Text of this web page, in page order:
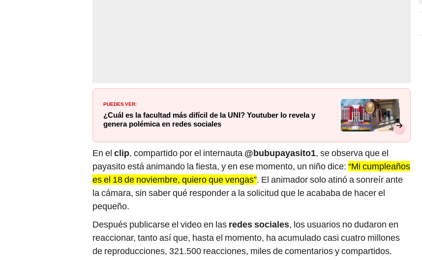
PUEDES VER:
¿Cuál es la facultad más difícil de la UNI? Youtuber lo revela y
genera polémica en redes sociales
En el clip, compartido por el internauta @bubupayasito1, se observa que el
payasito está animando la fiesta, y en ese momento, un niño dice: “Mi cumpleaños
es el 18 de noviembre, quiero que vengas”. El animador solo atinó a sonreír ante
la cámara, sin saber qué responder a la solicitud que le acababa de hacer el
pequeño.
Después publicarse el video en las redes sociales, los usuarios no dudaron en
reaccionar, tanto así que, hasta el momento, ha acumulado casi cuatro millones
de reproducciones, 321.500 reacciones, miles de comentarios y compartidos.